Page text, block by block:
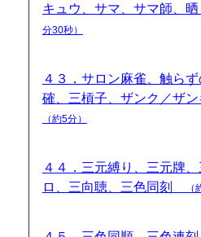
キュウ、サマ、サマ師、
分30秒）
４３．サロン麻雀、触ら
確、三槓子、ザンク／ザ
（約5分）
４４．三元縛り、三元牌
ロ、三向聴、三色同刻
（